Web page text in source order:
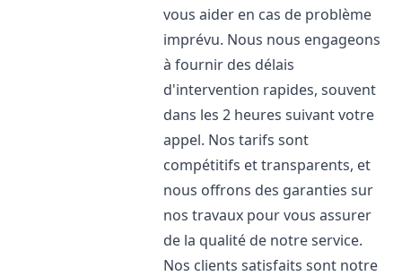
vous aider en cas de problème
imprévu. Nous nous engageons
à fournir des délais
d'intervention rapides, souvent
dans les 2 heures suivant votre
appel. Nos tarifs sont
compétitifs et transparents, et
nous offrons des garanties sur
nos travaux pour vous assurer
de la qualité de notre service.
Nos clients satisfaits sont notre